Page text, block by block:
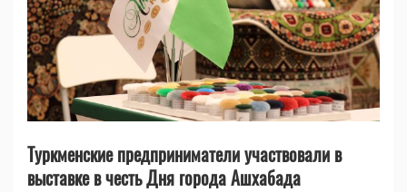
Туркменские предприниматели участвовали в
выставке в честь Дня города Ашхабада